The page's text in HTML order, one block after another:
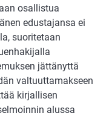
osallistua
edustajansa ei
suoritetaan
jättänyttä
valtuuttamakseen
kirjallisen
alussa